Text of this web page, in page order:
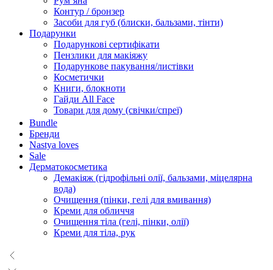
Контур / бронзер
Засоби для губ (блиски, бальзами, тінти)
Подарунки
Подарункові сертифікати
Пензлики для макіяжу
Подарункове пакування/листівки
Косметички
Книги, блокноти
Гайди All Face
Товари для дому (свічки/спреї)
Bundle
Бренди
Nastya loves
Sale
Дерматокосметика
Демакіяж (гідрофільні олії, бальзами, міцелярна
вода)
Очищення (пінки, гелі для вмивання)
Креми для обличчя
Очищення тіла (гелі, пінки, олії)
Креми для тіла, рук